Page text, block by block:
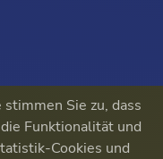
Sie zu, dass
Funktionalität und
Cookies und